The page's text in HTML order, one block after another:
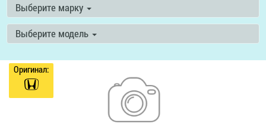
Выберите марку
Выберите модель
Оригинал: